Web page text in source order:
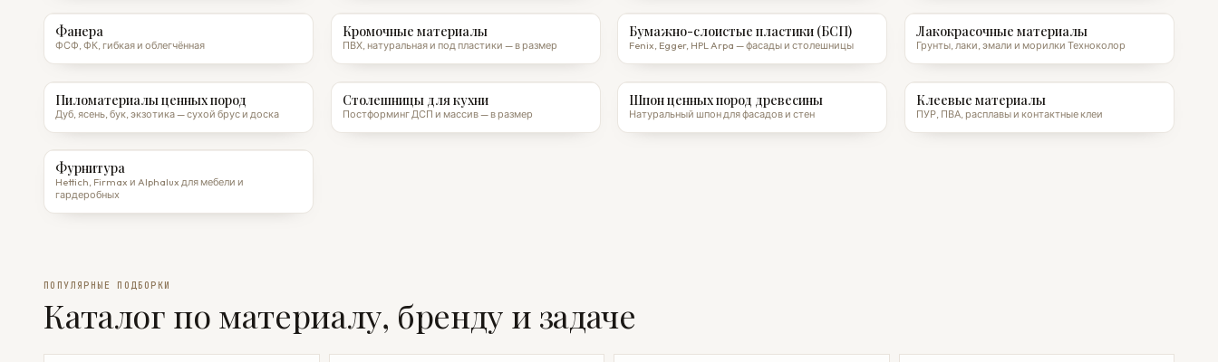
Фанера
ФСФ, ФК, гибкая и облегчённая
Кромочные материалы
ПВХ, натуральная и под пластики — в размер
Бумажно-слоистые пластики (БСП)
Fenix, Egger, HPL Arpa — фасады и столешницы
Лакокрасочные материалы
Грунты, лаки, эмали и морилки Техноколор
Пиломатериалы ценных пород
Дуб, ясень, бук, экзотика — сухой брус и доска
Столешницы для кухни
Постформинг ДСП и массив — в размер
Шпон ценных пород древесины
Натуральный шпон для фасадов и стен
Клеевые материалы
ПУР, ПВА, расплавы и контактные клеи
Фурнитура
Hettich, Firmax и Alphalux для мебели и
гардеробных
ПОПУЛЯРНЫЕ ПОДБОРКИ
Каталог по материалу, бренду и задаче